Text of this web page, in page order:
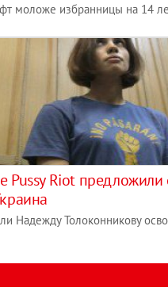
моложе избранницы на 14
Pussy Riot предложили
Надежду Толоконникову